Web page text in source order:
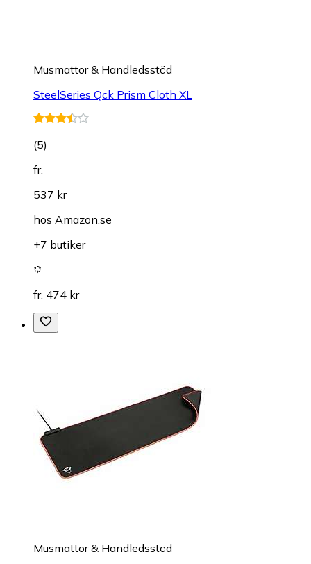
Musmattor & Handledsstöd
SteelSeries Qck Prism Cloth XL
(5)
fr.
537 kr
hos Amazon.se
+7 butiker
fr. 474 kr
Musmattor & Handledsstöd